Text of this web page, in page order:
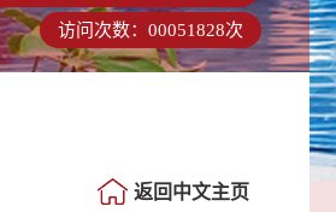
访问次数： 00051828次
返回中文主页